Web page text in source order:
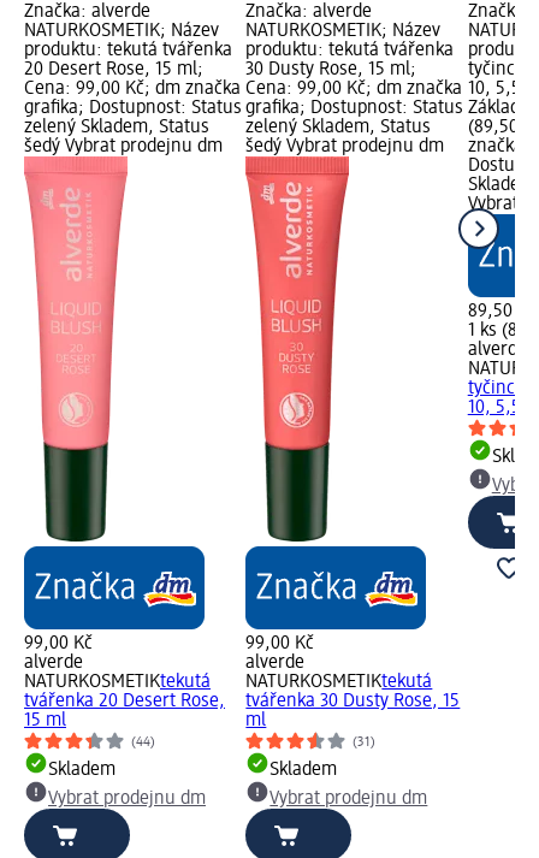
Značka: alverde
NATURKOSMETIK; Název
produktu: tekutá tvářenka
20 Desert Rose, 15 ml;
Cena: 99,00 Kč; dm značka
grafika; Dostupnost: Status
zelený Skladem, Status
šedý Vybrat prodejnu dm
99,00 Kč
alverde
NATURKOSMETIKtekutá
tvářenka 20 Desert Rose,
15 ml
(44)
Skladem
Vybrat prodejnu dm
Značka: alverde
NATURKOSMETIK; Název
produktu: tekutá tvářenka
30 Dusty Rose, 15 ml;
Cena: 99,00 Kč; dm značka
grafika; Dostupnost: Status
zelený Skladem, Status
šedý Vybrat prodejnu dm
99,00 Kč
alverde
NATURKOSMETIKtekutá
tvářenka 30 Dusty Rose, 15
ml
(31)
Skladem
Vybrat prodejnu dm
Značka:
tyčince
10, 5,5
Základní
(89,50
značka
Vybrat
89,50 Kč
1 ks
alverde
tyčince
10, 5,5 g